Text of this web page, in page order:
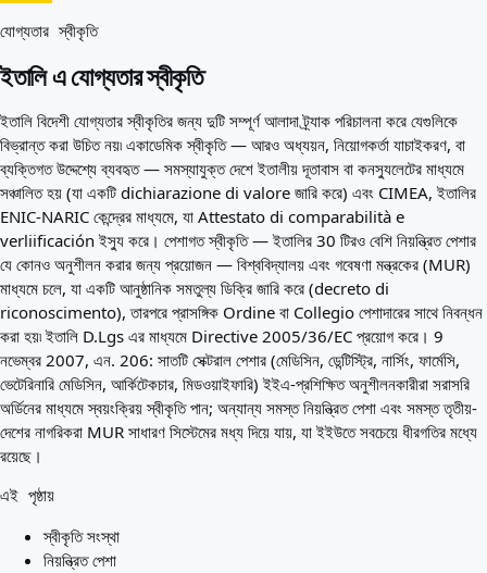
সব দেশ
পরিস্থিতি
আপনার জন্য সেরা দেশ
পরিচিতি
সম্পদ
এজেন্সি
শব্দকোষ
পেশাগুলো
যোগ্যতার স্বীকৃতি
আগমন গাইড
টুলস
ভিসা রুট ফাইন্ডার
রুটের কঠিনতা
দেশ তুলনা
ভিসা তুলনা
যোগ্যতার স্বীকৃতি
ইতালি এ যোগ্যতার স্বীকৃতি
ইতালি বিদেশী যোগ্যতার স্বীকৃতির জন্য দুটি সম্পূর্ণ আলাদা ট্র্যাক পরিচালনা করে যেগুলিকে
বিভ্রান্ত করা উচিত নয়৷ একাডেমিক স্বীকৃতি — আরও অধ্যয়ন, নিয়োগকর্তা যাচাইকরণ, বা
ব্যক্তিগত উদ্দেশ্যে ব্যবহৃত — সমস্যাযুক্ত দেশে ইতালীয় দূতাবাস বা কনস্যুলেটের মাধ্যমে
সঞ্চালিত হয় (যা একটি dichiarazione di valore জারি করে) এবং CIMEA, ইতালির
ENIC-NARIC কেন্দ্রের মাধ্যমে, যা Attestato di comparabilità e
verliificación ইস্যু করে। পেশাগত স্বীকৃতি — ইতালির 30 টিরও বেশি নিয়ন্ত্রিত পেশার
যে কোনও অনুশীলন করার জন্য প্রয়োজন — বিশ্ববিদ্যালয় এবং গবেষণা মন্ত্রকের (MUR)
মাধ্যমে চলে, যা একটি আনুষ্ঠানিক সমতুল্য ডিক্রি জারি করে (decreto di
riconoscimento), তারপরে প্রাসঙ্গিক Ordine বা Collegio পেশাদারের সাথে নিবন্ধন
করা হয়৷ ইতালি D.Lgs এর মাধ্যমে Directive 2005/36/EC প্রয়োগ করে। 9
নভেম্বর 2007, এন. 206: সাতটি সেক্টরাল পেশার (মেডিসিন, ডেন্টিস্ট্রি, নার্সিং, ফার্মেসি,
ভেটেরিনারি মেডিসিন, আর্কিটেকচার, মিডওয়াইফারি) ইইএ-প্রশিক্ষিত অনুশীলনকারীরা সরাসরি
অর্ডিনের মাধ্যমে স্বয়ংক্রিয় স্বীকৃতি পান; অন্যান্য সমস্ত নিয়ন্ত্রিত পেশা এবং সমস্ত তৃতীয়-
দেশের নাগরিকরা MUR সাধারণ সিস্টেমের মধ্য দিয়ে যায়, যা ইইউতে সবচেয়ে ধীরগতির মধ্যে
রয়েছে।
এই পৃষ্ঠায়
স্বীকৃতি সংস্থা
নিয়ন্ত্রিত পেশা